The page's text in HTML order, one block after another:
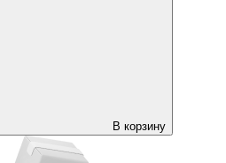
В корзину